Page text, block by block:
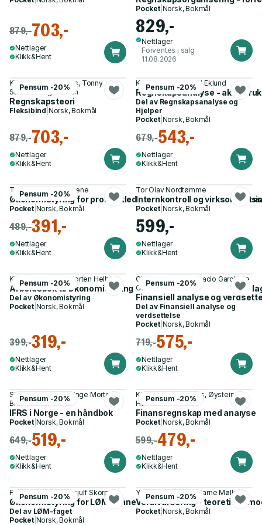
879,-703,-
Nettlager
Klikk&Hent
Pocket| Norsk, Bokmål
829,-
Nettlager
Forventes i salg
11.08.2026
Pensum -20%
Kjell Magne Baksaas, Tonny
Stenheim og 1 annen
Regnskapsteori
Fleksibind Norsk, Bokmål
879,-703,-
Nettlager
Klikk&Hent
Pensum -20%
Knut Knutsen, Trond Eklund
Regnskapsanalyse - aktiv
Del av Regnskapsanalyse og
Hjelper
Pocket| Norsk, Bokmål
679,-543,-
Nettlager
Klikk&Hent
Pensum -20%
Terje Berg, Tore Vikene
Økonomistyring for prosjektledere - fra
Pocket| Norsk, Bokmål
489,-391,-
Nettlager
Klikk&Hent
Tor Olav Nordtømme
Internkontroll og
Pocket| Norsk, Bokmål
599,-
Nettlager
Klikk&Hent
Pensum -20%
Kjell Gunnar Hoff, Morten Helbæk
Arbeidsbok til Økonomistyring 2 - oppgaver og
Del av Økonomistyring
Pocket| Norsk, Bokmål
399,-319,-
Nettlager
Klikk&Hent
Pensum -20%
Christian Andvik, Ignacio García de
Olalla
Finansiell analyse og
Del av Finansiell analyse og
verdsettelse
Pocket| Norsk, Bokmål
719,-575,-
Nettlager
Klikk&Hent
Pensum -20%
Steinar Sars Kvifte, Inge Morten
Braut
IFRS i Norge - en håndbok
Pocket| Norsk, Bokmål
649,-519,-
Nettlager
Klikk&Hent
Pensum -20%
Kjell Magne Baksaas, Øystein
Hansen
Finansregnskap med analyse
Pocket| Norsk, Bokmål
599,-479,-
Nettlager
Klikk&Hent
Pensum -20%
Frode Hjertnes, Brynjulf Skorpen
Økonomistyring for LØM-emnet
Del av LØM-faget
Pocket| Norsk, Bokmål
Pensum -20%
Yngve Kaldestad, Bjarne Møller
Verdivurdering - teoretiske
Pocket| Norsk, Bokmål